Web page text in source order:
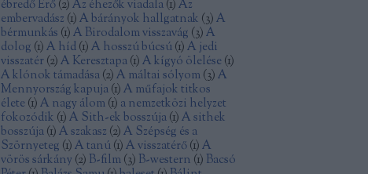
ébredő Erő(2)Az éhezők viadala(1)Az
embervadász (1)A bárányok hallgatnak (3)A
bérmunkás (1)A Birodalom visszavág (3)A
dolog (1)A híd(1)A hosszú búcsú(1)A jedi
visszatér(2)A Keresztapa(1)A kígyó ölelése (1)
A klónok támadása(2)A máltai sólyom(3)A
Mennyország kapuja(1)A műfajok titkos
élete (1)A nagy álom(1) a nemzetközi helyzet
fokozódik (1)A Sith-ek bosszúja(1)A sithek
bosszúja(1)A szakasz (2)A Szépség és a
Szörnyeteg (1)A tanú(1)A visszatérő(1)A
vörös sárkány (2) B-film(3) B-western (1) Bacsó